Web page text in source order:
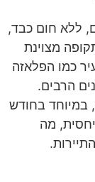
ללא חום כבד,
מצוינת
כמו הפלאזה
הרבים.
במיוחד בחודש
מה